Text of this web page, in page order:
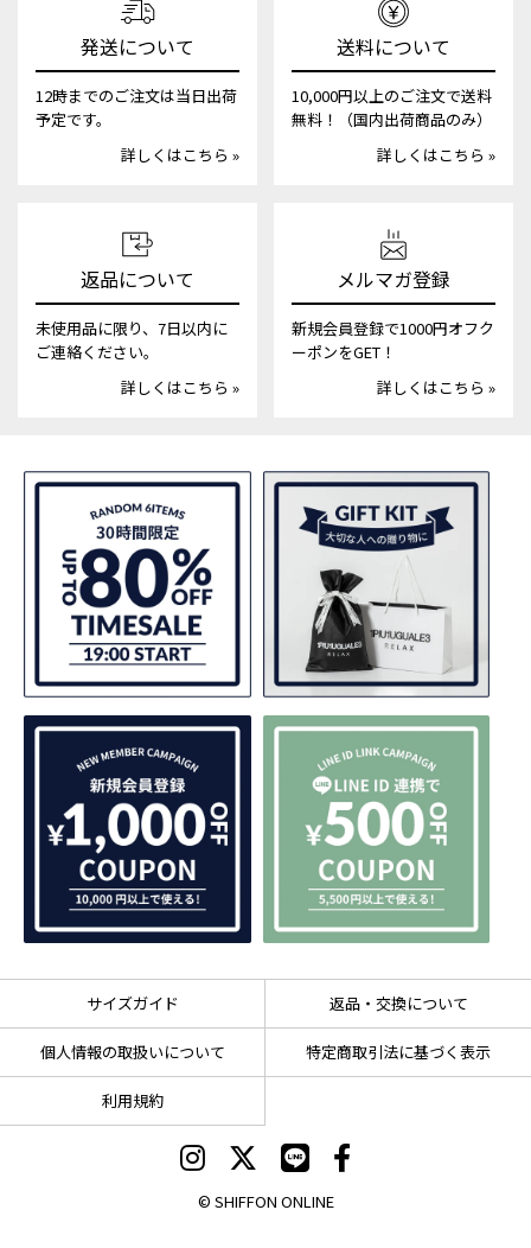
発送について
12時までのご注文は当日出荷
予定です。
詳しくはこちら »
送料について
10,000円以上のご注文で送料
無料！（国内出荷商品のみ）
詳しくはこちら »
返品について
未使用品に限り、7日以内に
ご連絡ください。
詳しくはこちら »
メルマガ登録
新規会員登録で1000円オフク
ーポンをGET！
詳しくはこちら »
サイズガイド 返品・交換について
個人情報の取扱いについて 特定商取引法に基づく表示
利用規約
© SHIFFON ONLINE